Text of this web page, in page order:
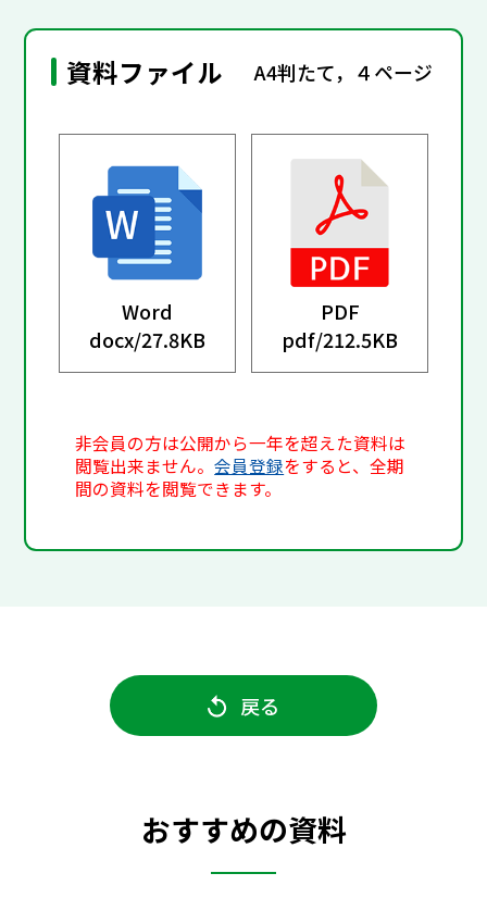
資料ファイル A4判たて，４ページ
Word
docx/27.8KB
PDF
pdf/212.5KB
非会員の方は公開から一年を超えた資料は
閲覧出来ません。会員登録をすると、全期
間の資料を閲覧できます。
戻る
おすすめの資料